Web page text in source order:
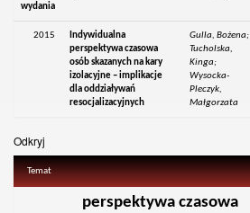
wydania
2015
Indywidualna
perspektywa czasowa
osób skazanych na kary
izolacyjne – implikacje
dla oddziaływań
resocjalizacyjnych
Gulla, Bożena;
Tucholska,
Kinga;
Wysocka-
Pleczyk,
Małgorzata
Odkryj
Temat
perspektywa czasowa